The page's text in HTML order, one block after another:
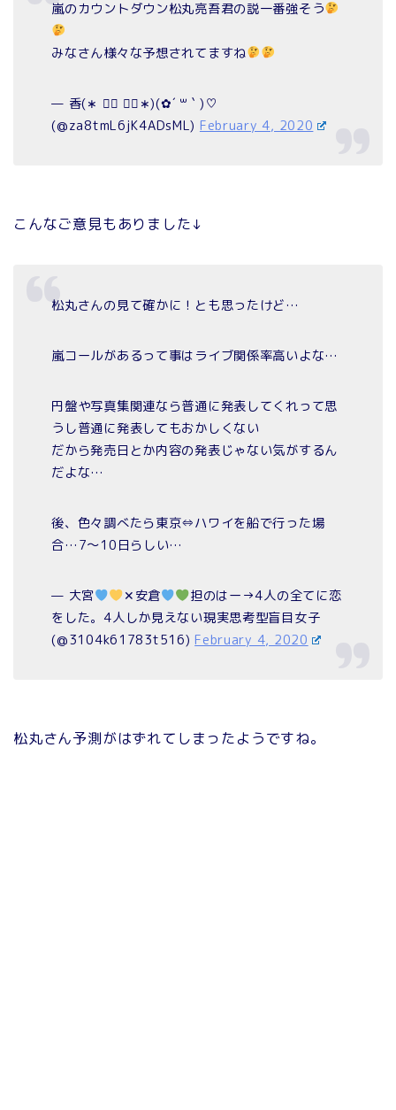
嵐のカウントダウン松丸亮吾君の説一番強そう
みなさん様々な予想されてますね
— 香(∗ ❛⃘ ❛⃘∗)(✿´ ꒳ ` )♡
(@za8tmL6jK4ADsML) February 4, 2020
こんなご意見もありました↓
松丸さんの見て確かに！とも思ったけど…
嵐コールがあるって事はライブ関係率高いよな…
円盤や写真集関連なら普通に発表してくれって思
うし普通に発表してもおかしくない
だから発売日とか内容の発表じゃない気がするん
だよな…
後、色々調べたら東京⇔ハワイを船で行った場
合…7〜10日らしい…
— 大宮 ✕安倉
担のはー→4人の全てに恋
をした。4人しか見えない現実思考型盲目女子
(@3104k61783t516)February 4, 2020
松丸さん予測がはずれてしまったようですね。